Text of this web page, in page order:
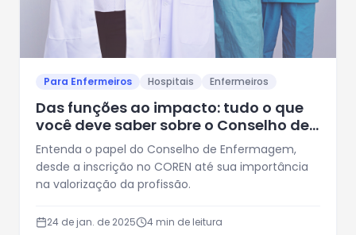
Para Enfermeiros Hospitais Enfermeiros
Das funções ao impacto: tudo o que
você deve saber sobre o Conselho de
Enfermagem
Entenda o papel do Conselho de Enfermagem,
desde a inscrição no COREN até sua importância
na valorização da profissão.
24 de jan. de 2025 4 min de leitura